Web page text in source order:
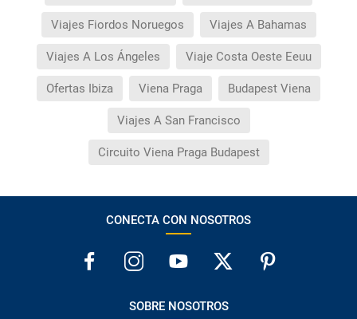
Viajes Fiordos Noruegos Viajes A Bahamas
Viajes A Los Ángeles Viaje Costa Oeste Eeuu
Ofertas Ibiza Viena Praga Budapest Viena
Viajes A San Francisco
Circuito Viena Praga Budapest
CONECTA CON NOSOTROS
SOBRE NOSOTROS